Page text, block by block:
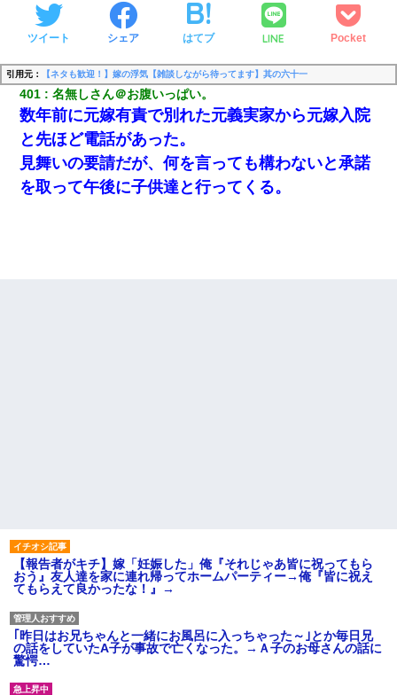
ツイート シェア はてブ LINE Pocket
引用元： 【ネタも歓迎！】嫁の浮気【雑談しながら待ってます】其の六十一
401 名無しさん＠お腹いっぱい。
数年前に元嫁有責で別れた元義実家から元嫁入院
と先ほど電話があった。
見舞いの要請だが、何を言っても構わないと承諾
を取って午後に子供達と行ってくる。
【報告者がキチ】嫁「妊娠した」俺『それじゃあ皆に祝ってもら
おう』友人達を家に連れ帰ってホームパーティー→俺『皆に祝え
てもらえて良かったな！』→
｢昨日はお兄ちゃんと一緒にお風呂に入っちゃった～｣とか毎日兄
の話をしていたA子が事故で亡くなった。→Ａ子のお母さんの話に
驚愕…